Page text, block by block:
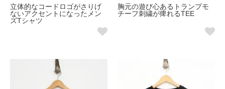
立体的なコードロゴがさりげ
ないアクセントになったメン
ズTシャツ
胸元の遊び心あるトランプモ
チーフ刺繍が痺れるTEE